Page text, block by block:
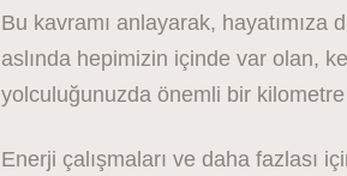
Bu kavramı anlayarak, hayatımıza
aslında hepimizin içinde var olan,
yolculuğunuzda önemli bir kilometre
Enerji çalışmaları ve daha fazlası